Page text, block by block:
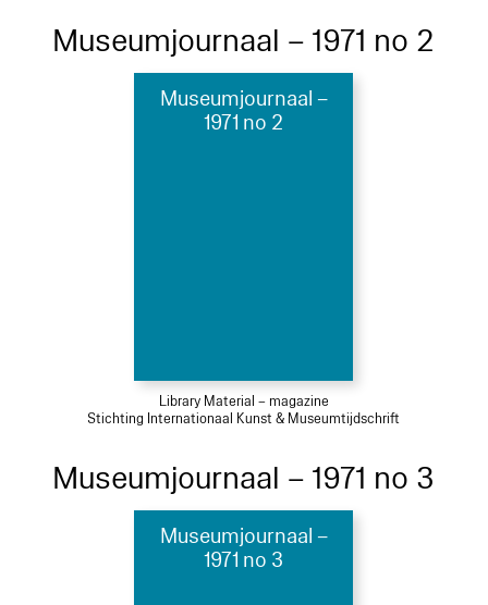
Museumjournaal – 1971 no 2
Museumjournaal –
1971 no 2
Library Material – magazine
Stichting Internationaal Kunst & Museumtijdschrift
Museumjournaal – 1971 no 3
Museumjournaal –
1971 no 3